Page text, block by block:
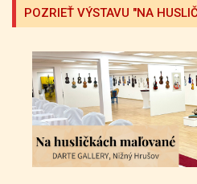
POZRIEŤ VÝSTAVU "NA